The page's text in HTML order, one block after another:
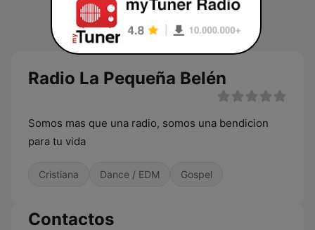
Radio La Pequeña Belén
Somos mas que una radio, somos una bendicion
para tu vida
Cristiana Dance / EDM Gospel
Contactos